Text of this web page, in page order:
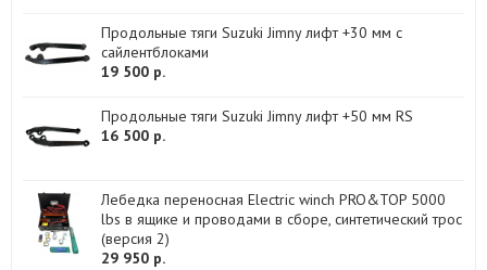
Продольные тяги Suzuki Jimny лифт +30 мм с
сайлентблоками
19 500 р.
Продольные тяги Suzuki Jimny лифт +50 мм RS
16 500 р.
Лебедка переносная Electric winch PRO&TOP 5000
lbs в ящике и проводами в сборе, синтетический трос
(версия 2)
29 950 р.